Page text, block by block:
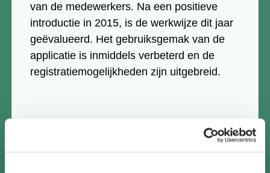
van de medewerkers. Na een positieve
introductie in 2015, is de werkwijze dit jaar
geëvalueerd. Het gebruiksgemak van de
applicatie is inmiddels verbeterd en de
registratiemogelijkheden zijn uitgebreid.